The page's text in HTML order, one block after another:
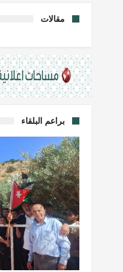
مقالات
براعم البلقاء